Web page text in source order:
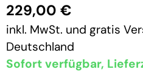
229,00 €
inkl. MwSt. und gratis
Deutschland
Sofort verfügbar,